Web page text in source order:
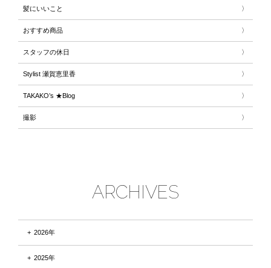
髪にいいこと
おすすめ商品
スタッフの休日
Stylist 瀬賀恵里香
TAKAKO’s ★Blog
撮影
ARCHIVES
2026年
2025年